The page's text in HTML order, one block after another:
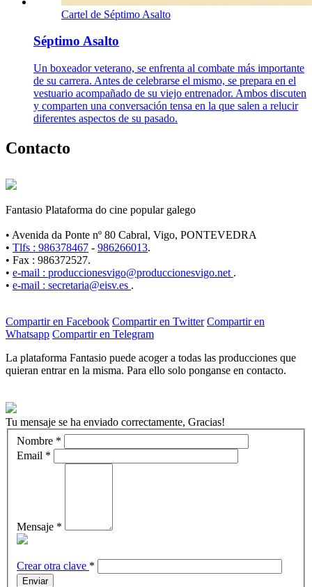
Cartel de Séptimo Asalto
Séptimo Asalto
Un boxeador veterano, se enfrenta al combate más importante
de su carrera. Antes de celebrarse el mismo, se prepara en el
vestuario acompañado de su viejo entrenador. Ambos discuten
y comparten una conversación tensa en la que salen a relucir
diferentes aspectos de su pasado.
Contacto
Fantasio Plataforma do cine popular galego
• Avenida da Ponte nº 80 Cabral, Vigo, PONTEVEDRA
• Tlfs : 986378467 - 986266013.
• Fax : 986372527.
• e-mail : produccionesvigo@produccionesvigo.net .
• e-mail : secretaria@eisv.es .
Compartir en Facebook Compartir en Twitter Compartir en
Whatsapp Compartir en Telegram
La plataforma Fantasio puede acoger a todas las producciones que
quieran entrar en la misma. Para ello solo ponganse en contacto.
Tu mensaje se ha enviado correctamente, Gracias!
Nombre *
Email *
Mensaje *
Crear otra clave *
Enviar